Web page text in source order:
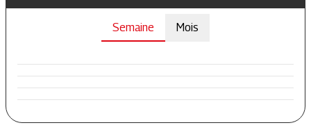
Semaine Mois